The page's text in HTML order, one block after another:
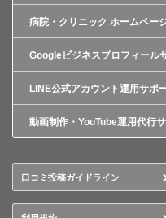
病院・クリニック ホームペー
Googleビジネスプロフィール
LINE公式アカウント運用サポ
動画制作・YouTube運用代行
口コミ投稿ガイドライン